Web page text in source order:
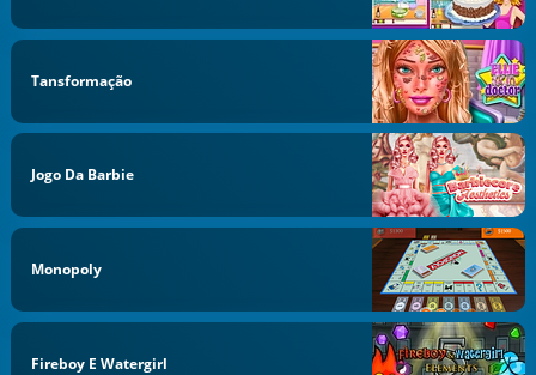
Tansformação
Jogo Da Barbie
Monopoly
Fireboy E Watergirl